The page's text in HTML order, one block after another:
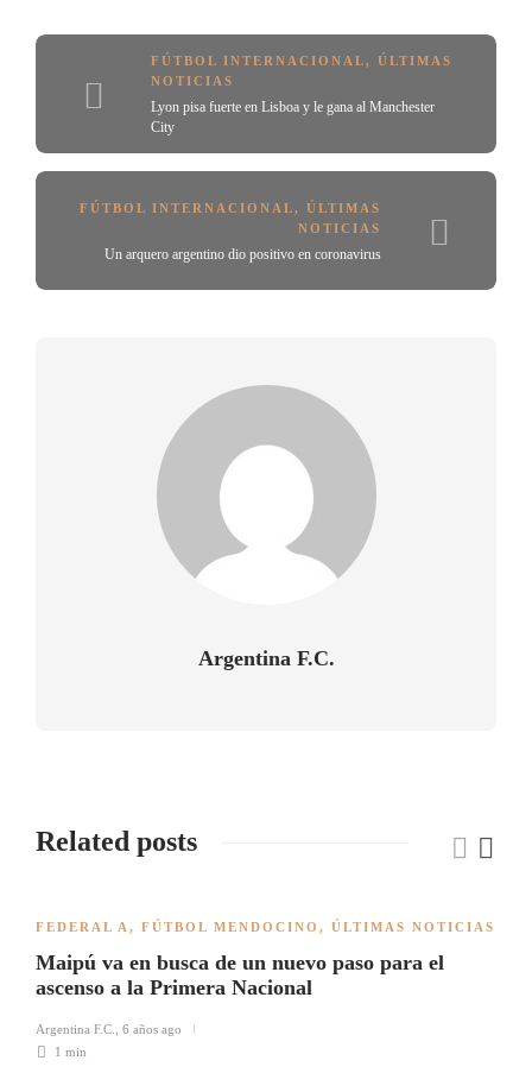
FÚTBOL INTERNACIONAL, ÚLTIMAS
NOTICIAS
Lyon pisa fuerte en Lisboa y le gana al Manchester
City
FÚTBOL INTERNACIONAL, ÚLTIMAS
NOTICIAS
Un arquero argentino dio positivo en coronavirus
Argentina F.C.
Related posts
FEDERAL A , FÚTBOL MENDOCINO , ÚLTIMAS NOTICIAS
Maipú va en busca de un nuevo paso para el
ascenso a la Primera Nacional
Argentina F.C.
6 años ago
1 min